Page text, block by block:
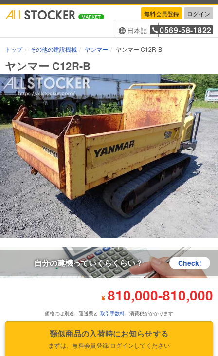
無料会員登録 ログイン
日本語 0569-58-1822
トップ その他の建設機械 ヤンマー ヤンマー C12R-B
ヤンマー C12R-B
自分の建機っていくらくらい？ Check!
¥ 810,000-810,000
価格には別途、運送費と 取引手数料、消費税がかかります
類似商品の入荷時にお知らせする
まずは、無料会員登録/ログインしてください